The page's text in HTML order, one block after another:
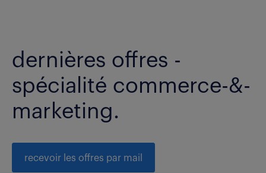
dernières offres -
spécialité commerce-&-
marketing.
recevoir les offres par mail